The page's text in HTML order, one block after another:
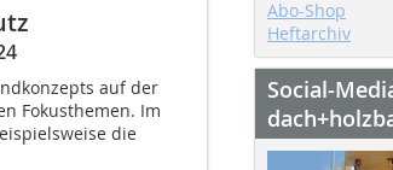
auf der
Fokusthemen. Im
die
Abo-Shop
Heftarchiv
Social-